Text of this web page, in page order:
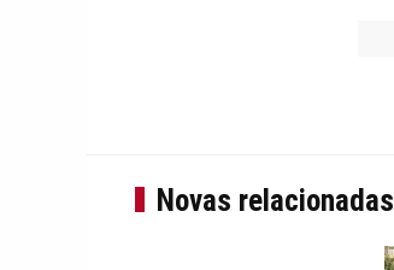
Novas relacionadas